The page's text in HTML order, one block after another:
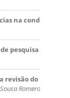
na condição de
pesquisa e
do debate
Romero, Luís